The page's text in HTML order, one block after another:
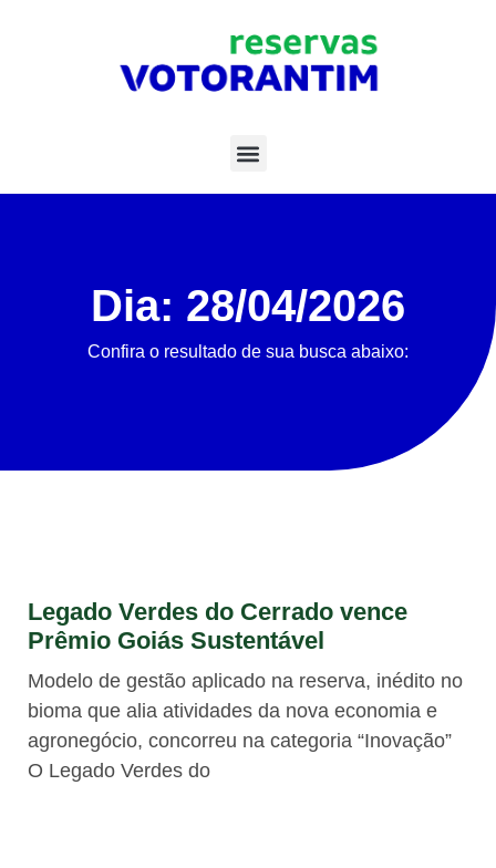
Dia: 28/04/2026
Confira o resultado de sua busca abaixo:
Legado Verdes do Cerrado vence
Prêmio Goiás Sustentável
Modelo de gestão aplicado na reserva, inédito no
bioma que alia atividades da nova economia e
agronegócio, concorreu na categoria “Inovação”
O Legado Verdes do